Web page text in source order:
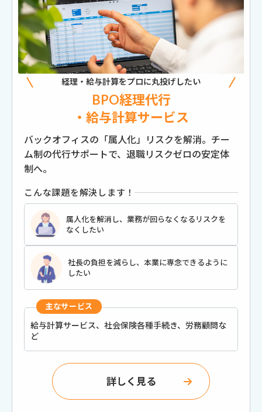
経理・給与計算をプロに丸投げしたい
BPO経理代行
・給与計算サービス
バックオフィスの「属人化」リスクを解消。チー
ム制の代行サポートで、退職リスクゼロの安定体
制へ。
こんな課題を解決します！
属人化を解消し、業務が回らなくなるリスクを
なくしたい
社長の負担を減らし、本業に専念できるように
したい
主なサービス
給与計算サービス、社会保険各種⼿続き、労務顧問な
ど
詳しく見る